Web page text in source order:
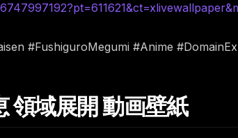
#FushiguroMegumi #Anime
領域展開 動画壁紙